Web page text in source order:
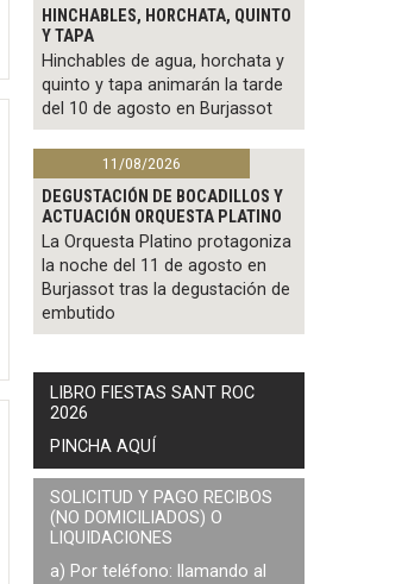
HINCHABLES, HORCHATA, QUINTO
Y TAPA
Hinchables de agua, horchata y
quinto y tapa animarán la tarde
del 10 de agosto en Burjassot
11/08/2026
DEGUSTACIÓN DE BOCADILLOS Y
ACTUACIÓN ORQUESTA PLATINO
La Orquesta Platino protagoniza
la noche del 11 de agosto en
Burjassot tras la degustación de
embutido
LIBRO FIESTAS SANT ROC
2026
PINCHA AQUÍ
SOLICITUD Y PAGO RECIBOS
(NO DOMICILIADOS) O
LIQUIDACIONES
a) Por teléfono: llamando al